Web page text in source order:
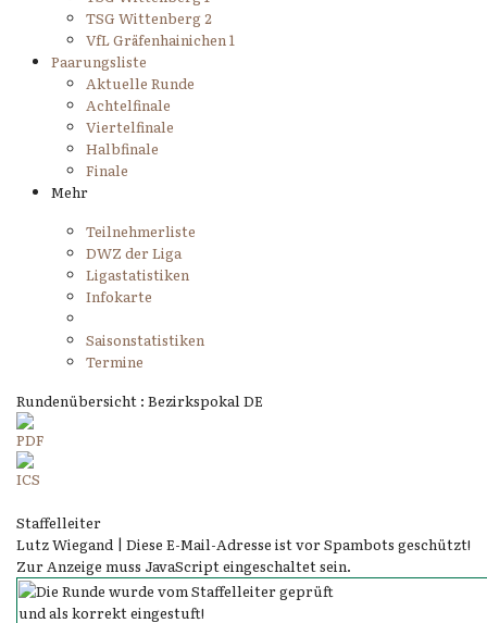
TSG Wittenberg 2
VfL Gräfenhainichen 1
Paarungsliste
Aktuelle Runde
Achtelfinale
Viertelfinale
Halbfinale
Finale
Mehr
Teilnehmerliste
DWZ der Liga
Ligastatistiken
Infokarte
Saisonstatistiken
Termine
Rundenübersicht : Bezirkspokal DE
Staffelleiter
Lutz Wiegand | Diese E-Mail-Adresse ist vor Spambots geschützt!
Zur Anzeige muss JavaScript eingeschaltet sein.